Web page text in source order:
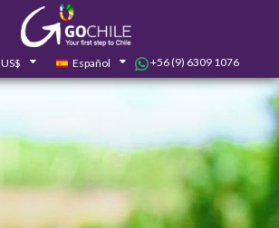
US$ Español +56 (9) 6309 1076